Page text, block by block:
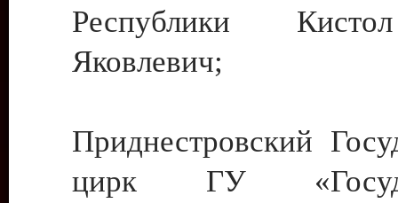
Республики
Яковлевич;
Приднестровский
цирк ГУ